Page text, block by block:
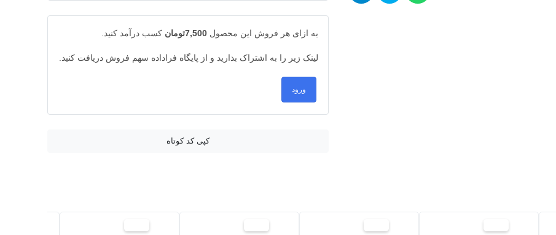
به ازای هر فروش این محصول 7,500تومان کسب درآمد کنید.
لینک زیر را به اشتراک بذارید و از پایگاه فراداده سهم فروش دریافت کنید.
ورود
کپی کد کوتاه